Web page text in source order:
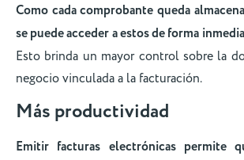
Como cada comprobante queda
se puede acceder a estos de forma
Esto brinda un mayor control sobre la
negocio vinculada a la facturación.
Más productividad
Emitir facturas electrónicas permite